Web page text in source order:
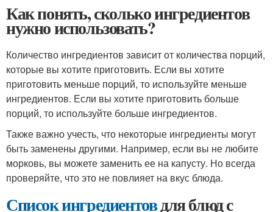
Как понять, сколько ингредиентов
нужно использовать?
Количество ингредиентов зависит от количества порций,
которые вы хотите приготовить. Если вы хотите
приготовить меньше порций, то используйте меньше
ингредиентов. Если вы хотите приготовить больше
порций, то используйте больше ингредиентов.
Также важно учесть, что некоторые ингредиенты могут
быть заменены другими. Например, если вы не любите
морковь, вы можете заменить ее на капусту. Но всегда
проверяйте, что это не повлияет на вкус блюда.
Список ингредиентовдля блюд с